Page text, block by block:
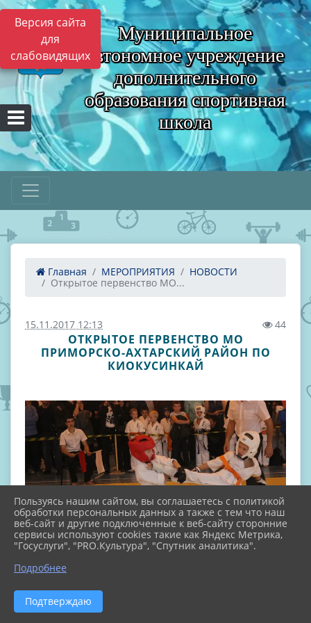
Версия сайта
для
слабовидящих
Муниципальное
автономное учреждение
дополнительного
образования спортивная
школа
Главная МЕРОПРИЯТИЯ
НОВОСТИ
Открытое первенство МО...
15.11.2017 12:13 44
ОТКРЫТОЕ ПЕРВЕНСТВО МО
ПРИМОРСКО-АХТАРСКИЙ РАЙОН ПО
КИОКУСИНКАЙ
Пользуясь нашим сайтом, вы соглашаетесь с политикой
обработки персональных данных а также с тем что наш
веб-сайт и другие подключенные к веб-сайту сторонние
сервисы используют cookies такие как Яндекс Метрика,
"Госуслуги", "PRO.Культура", "Спутник аналитика".
Подробнее
Подтверждаю